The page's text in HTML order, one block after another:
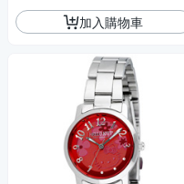
加入購物車